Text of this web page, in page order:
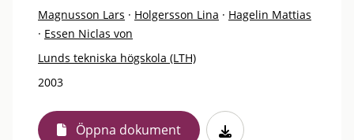
Magnusson Lars · Holgersson Lina · Hagelin Mattias
· Essen Niclas von
Lunds tekniska högskola (LTH)
2003
Öppna dokument